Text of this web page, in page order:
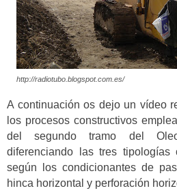
http://radiotubo.blogspot.com.es/
A continuación os dejo un vídeo
los procesos constructivos
del segundo tramo del
diferenciando las tres tipologías
según los condicionantes de
hinca horizontal y perforación